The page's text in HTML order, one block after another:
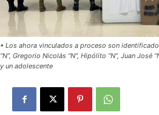
• Los ahora vinculados a proceso son
“N”, Gregorio Nicolás “N”, Hipólito “N”, Juan José
y un adolescente